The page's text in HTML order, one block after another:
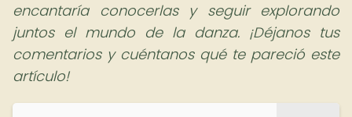
encantaría conocerlas y seguir explorando
juntos el mundo de la danza. ¡Déjanos tus
comentarios y cuéntanos qué te pareció este
artículo!